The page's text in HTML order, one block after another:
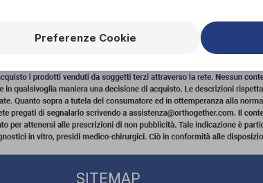
CREMONA (CR)
SITEMAP
Preferenze Cookie